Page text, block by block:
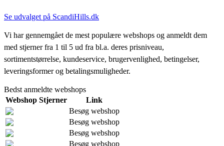
Se udvalget på ScandiHills.dk
Vi har gennemgået de mest populære webshops og anmeldt dem
med stjerner fra 1 til 5 ud fra bl.a. deres prisniveau,
sortimentstørrelse, kundeservice, brugervenlighed, betingelser,
leveringsformer og betalingsmuligheder.
Bedst anmeldte webshops
Webshop Stjerner
Link
Besøg webshop
Besøg webshop
Besøg webshop
Besøg webshop